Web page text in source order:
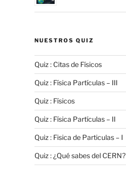
NUESTROS QUIZ
Quiz : Citas de Físicos
Quiz : Física Partículas – III
Quiz : Físicos
Quiz : Física Partículas – II
Quiz : Fisica de Particulas – I
Quiz : ¿Qué sabes del CERN?